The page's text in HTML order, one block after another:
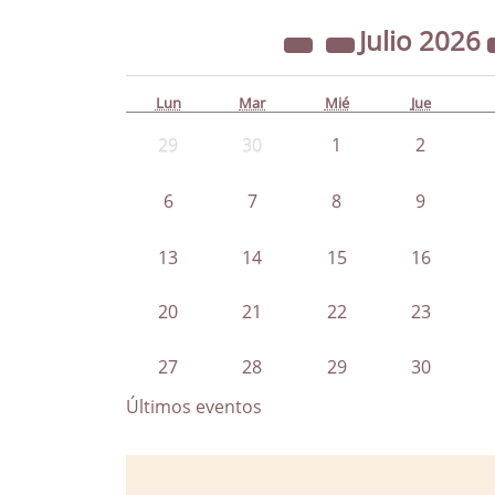
Julio 2026
Lun Mar Mié Jue
29 30 1 2
6 7 8 9
13 14 15 16
20 21 22 23
27 28 29
30
Últimos eventos